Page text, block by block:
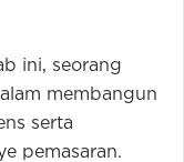
ini, seorang
membangun
serta
pemasaran.